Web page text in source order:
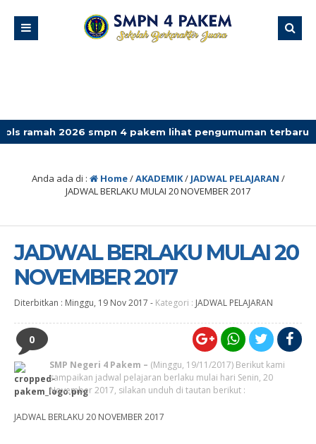
smpn 4 pakem lihat pengumuman terbaru
Anda ada di : Home/AKADEMIK/ JADWAL PELAJARAN /
JADWAL BERLAKU MULAI 20 NOVEMBER 2017
JADWAL BERLAKU MULAI 20
NOVEMBER 2017
Diterbitkan : Minggu, 19 Nov 2017 - Kategori : JADWAL PELAJARAN
0
SMP Negeri 4 Pakem – (Minggu, 19/11/2017) Berikut kami
sampaikan jadwal pelajaran berlaku mulai hari Senin, 20
November 2017, silakan unduh di tautan berikut :
JADWAL BERLAKU 20 NOVEMBER 2017